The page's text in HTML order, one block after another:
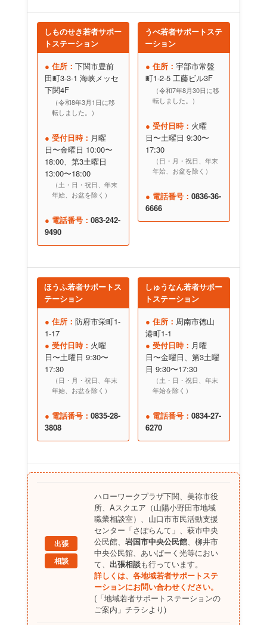
しものせき若者サポー
トステーション
● 住所： 下関市豊前
田町3-3-1 海峡メッセ
下関4F
（令和8年3月1日に移
転しました。）
● 受付日時： 月曜
日〜金曜日 10:00〜
18:00、第3土曜日
13:00〜18:00
（土・日・祝日、年末
年始、お盆を除く）
● 電話番号： 083-242-
9490
うべ若者サポートステ
ーション
● 住所：宇部市常盤
町1-2-5 工藤ビル3F
（令和7年8月30日に移
転しました。）
● 受付日時： 火曜
日〜土曜日 9:30〜
17:30
（日・月・祝日、年末
年始、お盆を除く）
● 電話番号：0836-36-
6666
ほうふ若者サポートス
テーション
● 住所： 防府市栄町1-
1-17
● 受付日時： 火曜
日〜土曜日 9:30〜
17:30
（日・月・祝日、年末
年始、お盆を除く）
● 電話番号： 0835-28-
3808
しゅうなん若者サポー
トステーション
● 住所： 周南市徳山
港町1-1
● 受付日時： 月曜
日〜金曜日、第3土曜
日 9:30〜17:30
（土・日・祝日、年末
年始を除く）
● 電話番号：0834-27-
6270
出張
相談
ハローワークプラザ下関、美祢市役
所、Aスクエア（山陽小野田市地域
職業相談室）、山口市市民活動支援
センター「さぽらんて」、萩市中央
公民館、 岩国市中央公民館、柳井市
中央公民館、あいぱーく光等におい
て、 出張相談も行っています。
詳しくは、各地域若者サポートステ
ーションにお問い合わせください。
(「地域若者サポートステーションの
ご案内」チラシより)